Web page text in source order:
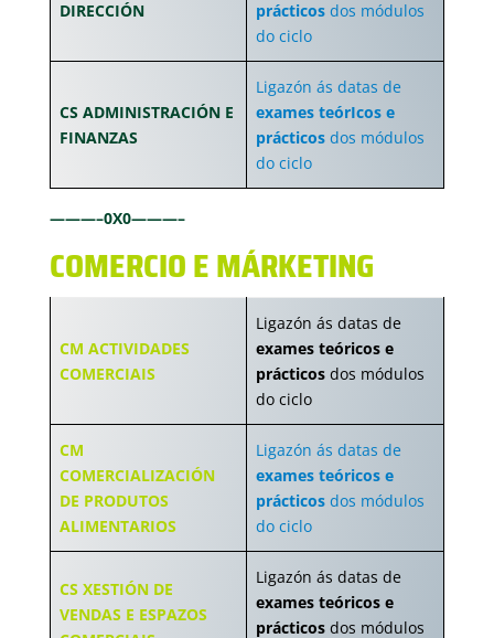
DIRECCIÓN prácticos dos módulos
do ciclo
CS ADMINISTRACIÓN E
FINANZAS
Ligazón ás datas de
exames teórIcos e
prácticos dos módulos
do ciclo
———–0X0———–
COMERCIO E MÁRKETING
CM ACTIVIDADES
COMERCIAIS
Ligazón ás datas de
exames teóricos e
prácticos dos módulos
do ciclo
CM
COMERCIALIZACIÓN
DE PRODUTOS
ALIMENTARIOS
Ligazón ás datas de
exames teóricos e
prácticos dos módulos
do ciclo
CS XESTIÓN DE
VENDAS E ESPAZOS
Ligazón ás datas de
exames teóricos e
prácticos dos módulos